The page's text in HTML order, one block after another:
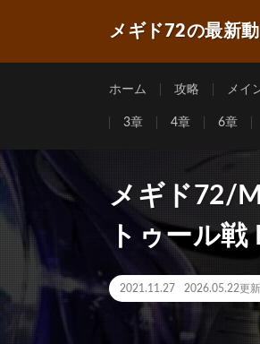
メギド72の最新
ホーム 攻略 メイ
3章 4章 6章
メギド72/
トゥール戦
2021.11.27 2026.05.22更新